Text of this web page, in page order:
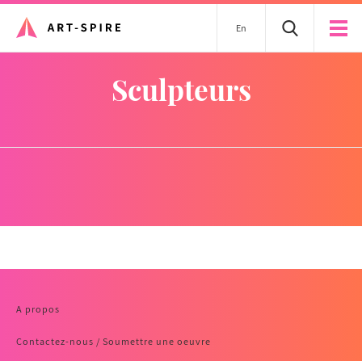
En
sculpteurs
A propos
Contactez-nous / Soumettre une oeuvre